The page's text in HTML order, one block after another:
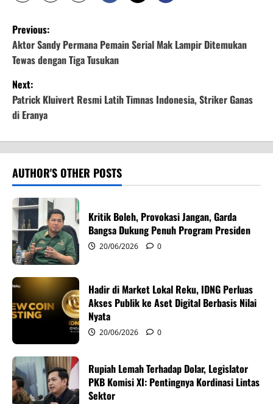
P
o
s
t
n
a
v
i
g
a
t
i
o
n
Previous:
Aktor Sandy Permana Pemain Serial Mak Lampir Ditemukan
Tewas dengan Tiga Tusukan
Next:
Patrick Kluivert Resmi Latih Timnas Indonesia, Striker Ganas
di Eranya
AUTHOR'S OTHER POSTS
Kritik Boleh, Provokasi Jangan, Garda
Bangsa Dukung Penuh Program Presiden
20/06/2026 0
Hadir di Market Lokal Reku, IDNG Perluas
Akses Publik ke Aset Digital Berbasis Nilai
Nyata
20/06/2026 0
Rupiah Lemah Terhadap Dolar, Legislator
PKB Komisi XI: Pentingnya Kordinasi Lintas
Sektor